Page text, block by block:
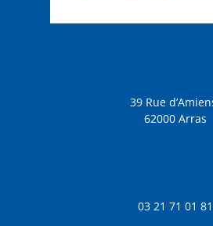
39 Rue
62000 Arras
03 21 71 01 81